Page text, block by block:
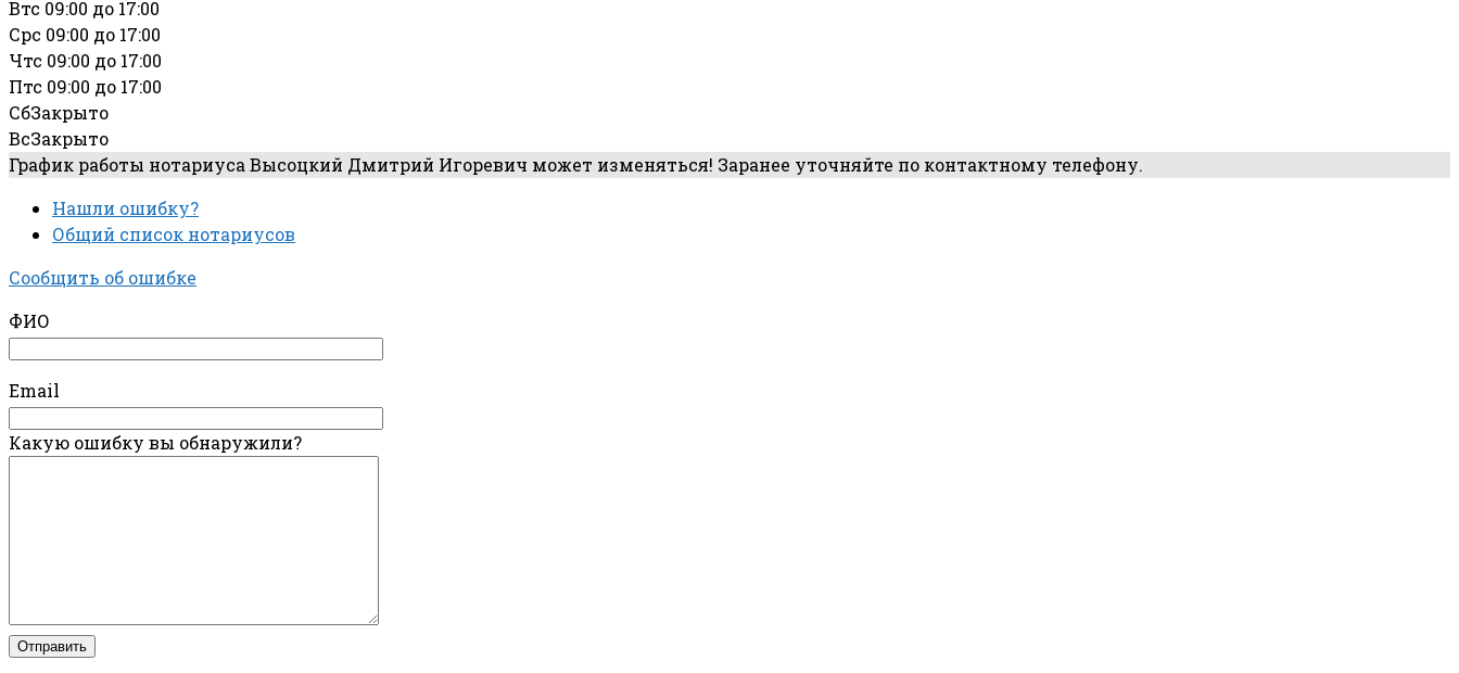
Втс 09:00 до 17:00
Срс 09:00 до 17:00
Чтс 09:00 до 17:00
Птс 09:00 до 17:00
СбЗакрыто
ВсЗакрыто
График работы нотариуса Высоцкий Дмитрий Игоревич может изменяться! Заранее уточняйте по контактному телефону.
Нашли ошибку?
Общий список нотариусов
Сообщить об ошибке
ФИО
Email
Какую ошибку вы обнаружили?